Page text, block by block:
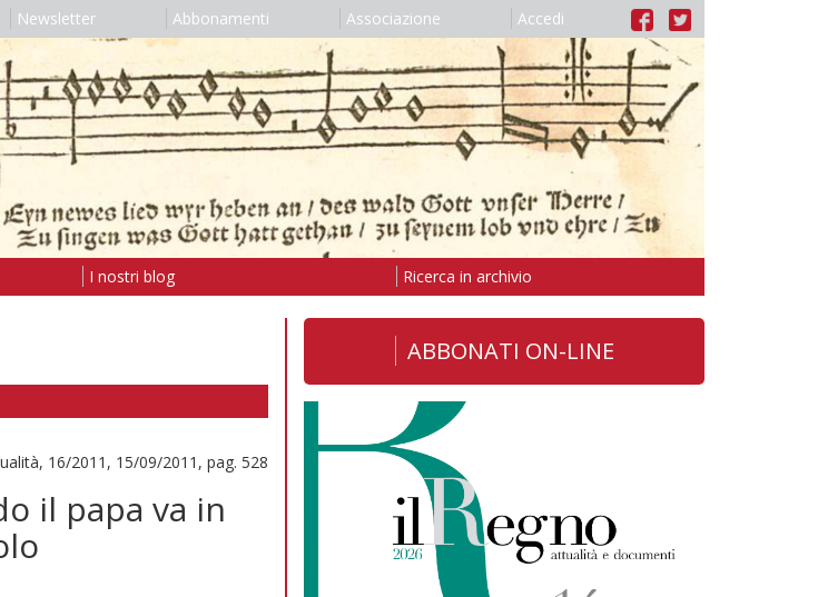
Newsletter Abbonamenti Associazione Accedi
I nostri blog Ricerca in archivio
16/2011, 15/09/2011, pag. 528
il papa va in
ABBONATI ON-LINE